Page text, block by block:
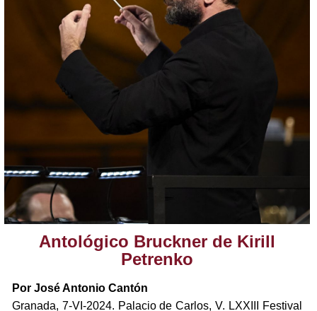
Antológico Bruckner de Kirill
Petrenko
Por José Antonio Cantón
Granada, 7-VI-2024. Palacio de Carlos, V. LXXIII Festival